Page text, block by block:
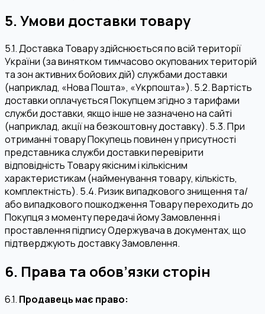
5. Умови доставки товару
5.1. Доставка Товару здійснюється по всій території
України (за винятком тимчасово окупованих територій
та зон активних бойових дій) службами доставки
(наприклад, «Нова Пошта», «Укрпошта»). 5.2. Вартість
доставки оплачується Покупцем згідно з тарифами
служби доставки, якщо інше не зазначено на сайті
(наприклад, акції на безкоштовну доставку). 5.3. При
отриманні товару Покупець повинен у присутності
представника служби доставки перевірити
відповідність Товару якісним і кількісним
характеристикам (найменування товару, кількість,
комплектність). 5.4. Ризик випадкового знищення та/
або випадкового пошкодження Товару переходить до
Покупця з моменту передачі йому Замовлення і
проставлення підпису Одержувача в документах, що
підтверджують доставку Замовлення.
6. Права та обов’язки сторін
6.1. Продавець має право: